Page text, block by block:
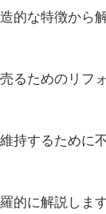
的な特徴から
るためのリフォ
持するために
的に解説しま